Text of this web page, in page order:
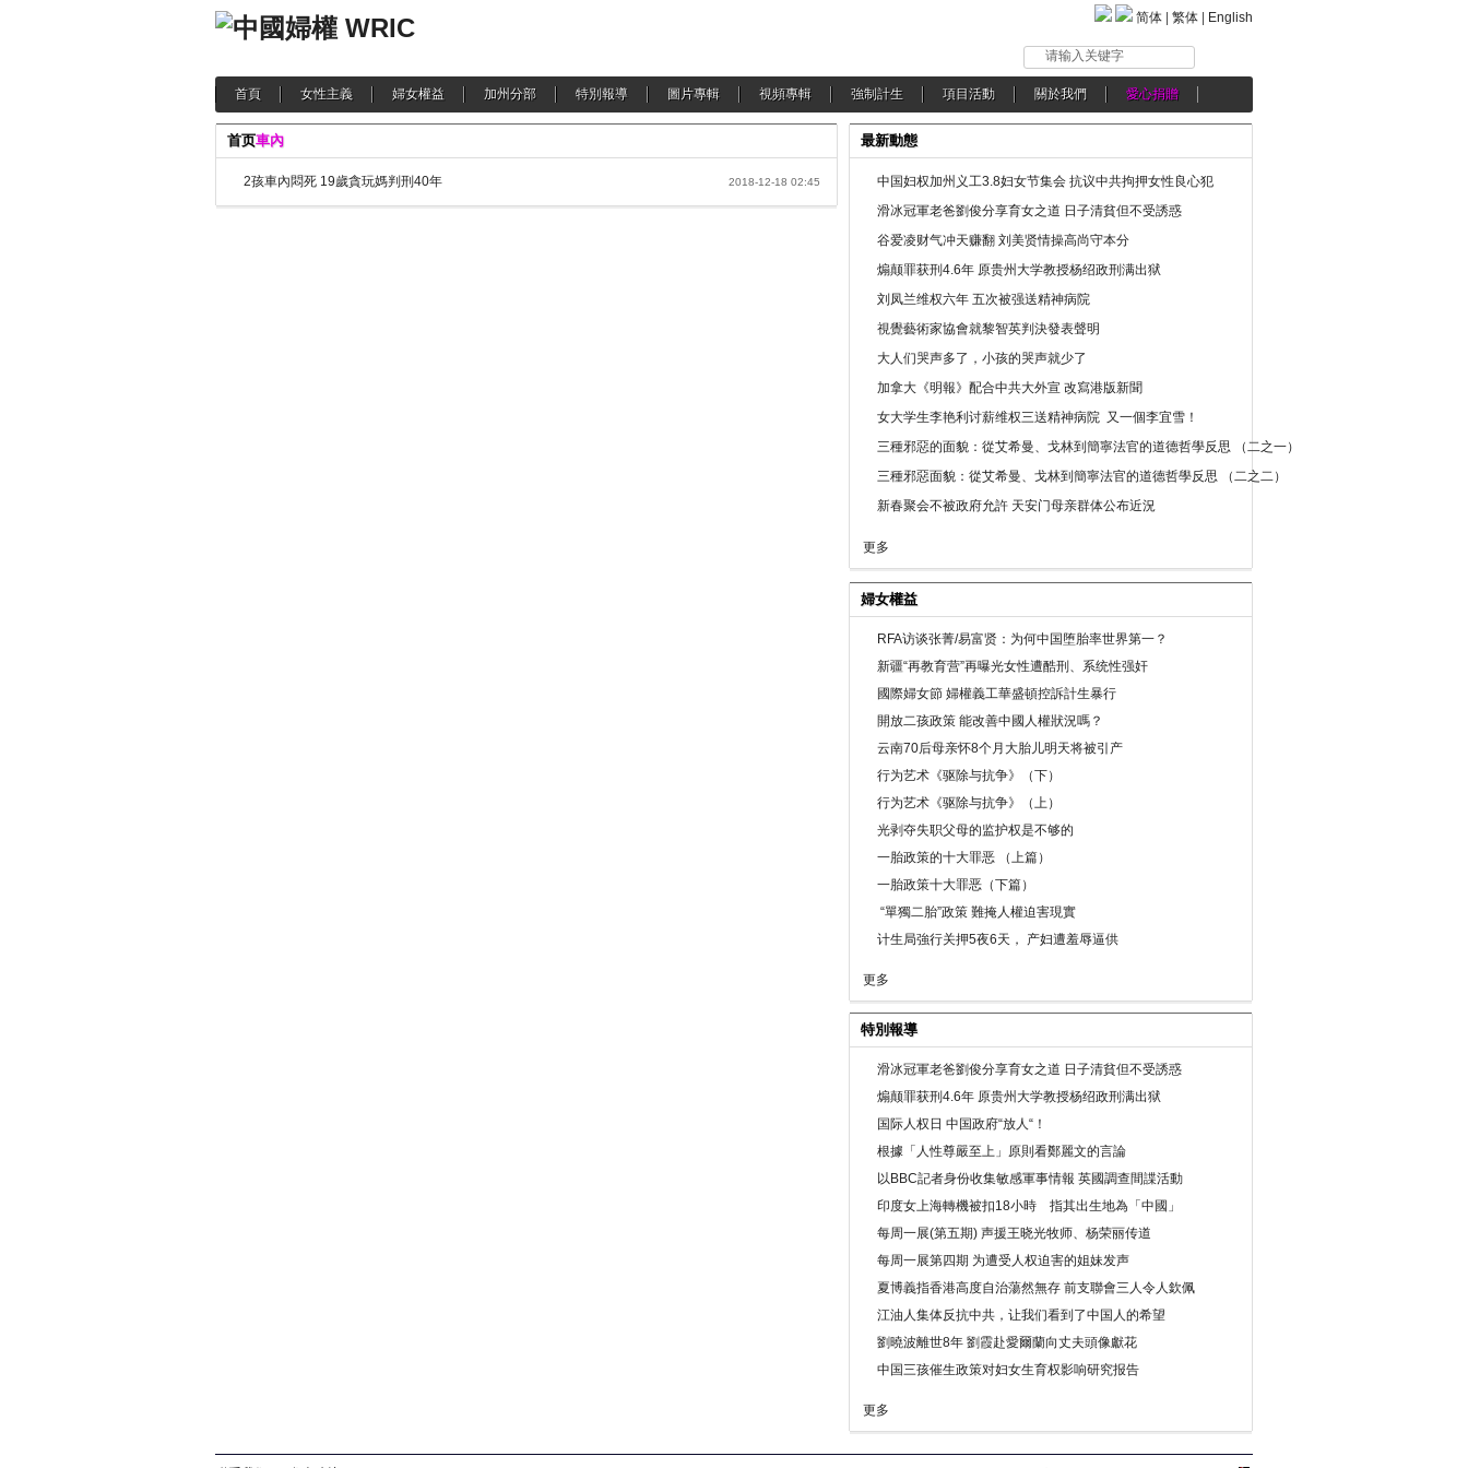
简体 繁体 English
请输入关键字
首頁 女性主義 婦女權益 加州分部 特別報導 圖片專輯 視頻專輯 強制計生 項目活動 關於我們 愛心捐贈
首页車內
2孩車內悶死 19歲貪玩媽判刑40年 2018-12-18 02:45
最新動態
中国妇权加州义工3.8妇女节集会 抗议中共拘押女性良心犯
滑冰冠軍老爸劉俊分享育女之道 日子清貧但不受誘惑
谷爱凌财气冲天赚翻 刘美贤情操高尚守本分
煽颠罪获刑4.6年 原贵州大学教授杨绍政刑满出狱
刘凤兰维权六年 五次被强送精神病院
視覺藝術家協會就黎智英判決發表聲明
大人们哭声多了，小孩的哭声就少了
加拿大《明報》配合中共大外宣 改寫港版新聞
女大学生李艳利讨薪维权三送精神病院 又一個李宜雪！
三種邪惡的面貌：從艾希曼、戈林到簡寧法官的道德哲學反思 （二之一）
三種邪惡面貌：從艾希曼、戈林到簡寧法官的道德哲學反思 （二之二）
新春聚会不被政府允許 天安门母亲群体公布近況
更多
婦女權益
RFA访谈张菁/易富贤：为何中国堕胎率世界第一？
新疆“再教育营”再曝光女性遭酷刑、系统性强奸
國際婦女節 婦權義工華盛頓控訴計生暴行
開放二孩政策 能改善中國人權狀況嗎？
云南70后母亲怀8个月大胎儿明天将被引产
行为艺术《驱除与抗争》（下）
行为艺术《驱除与抗争》（上）
光剥夺失职父母的监护权是不够的
一胎政策的十大罪恶 （上篇）
一胎政策十大罪恶（下篇）
“單獨二胎”政策 難掩人權迫害現實
计生局強行关押5夜6天， 产妇遭羞辱逼供
更多
特別報導
滑冰冠軍老爸劉俊分享育女之道 日子清貧但不受誘惑
煽颠罪获刑4.6年 原贵州大学教授杨绍政刑满出狱
国际人权日 中国政府“放人“！
根據「人性尊嚴至上」原則看鄭麗文的言論
以BBC記者身份收集敏感軍事情報 英國調查間諜活動
印度女上海轉機被扣18小時 指其出生地為「中國」
每周一展(第五期) 声援王晓光牧师、杨荣丽传道
每周一展第四期 为遭受人权迫害的姐妹发声
夏博義指香港高度自治蕩然無存 前支聯會三人令人欽佩
江油人集体反抗中共，让我们看到了中国人的希望
劉曉波離世8年 劉霞赴愛爾蘭向丈夫頭像獻花
中国三孩催生政策对妇女生育权影响研究报告
更多